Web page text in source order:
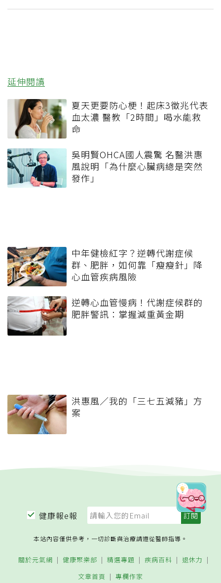
延伸閱讀
夏天更要防心梗！起床3徵兆代表
血太濃 醫教「2時間」喝水能救
命
吳明賢OHCA國人震驚 名醫洪惠
風說明「為什麼心臟病總是突然
發作」
中年健檢紅字？逆轉代謝症候
群、肥胖，如何靠「瘦瘦針」降
心血管疾病風險
逆轉心血管慢病！代謝症候群的
肥胖警訊：掌握減重黃金期
洪惠風／我的「三七五減豬」方
案
健康報e報
本站內容僅供參考，一切診斷與治療請遵從醫師指導。
關於元氣網 健康聚樂部 精選專題 疾病百科
退休力
文章首頁
專欄作家